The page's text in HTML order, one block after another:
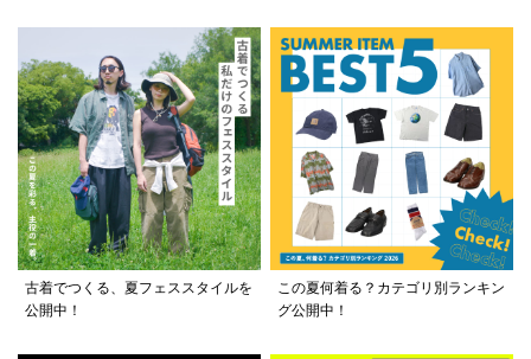
古着でつくる、夏フェススタイルを
公開中！
この夏何着る？カテゴリ別ランキン
グ公開中！